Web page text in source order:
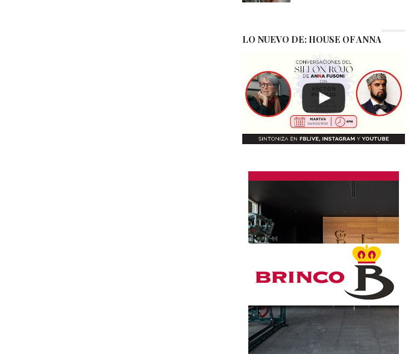
LO NUEVO DE: HOUSE OF ANNA